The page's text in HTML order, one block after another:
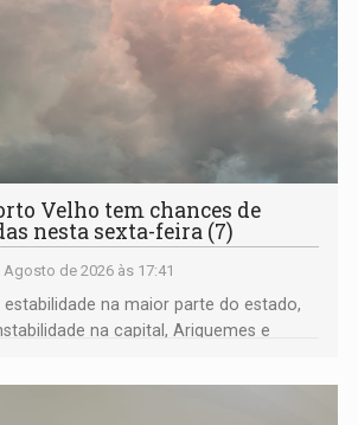
Velho tem chances de
nesta sexta-feira (7)
Agosto de 2026 às 17:41
na maior parte do estado,
na capital, Ariquemes e